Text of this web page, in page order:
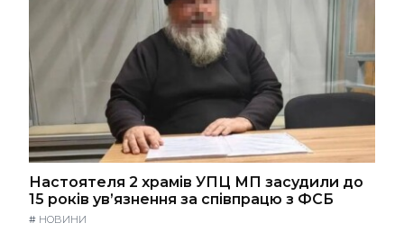
Настоятеля 2 храмів УПЦ МП засудили до
15 років ув’язнення за співпрацю з ФСБ
# НОВИНИ